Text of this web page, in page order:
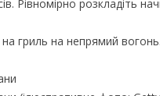
Рівномірно розкладіть
гриль на непрямий